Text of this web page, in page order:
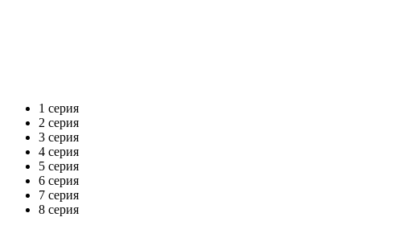
1 серия
2 серия
3 серия
4 серия
5 серия
6 серия
7 серия
8 серия